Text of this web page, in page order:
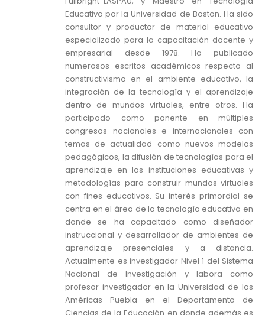
Educativa por la Universidad de Boston. Ha sido
consultor y productor de material educativo
especializado para la capacitación docente y
empresarial desde 1978. Ha publicado
numerosos escritos académicos respecto al
constructivismo en el ambiente educativo, la
integración de la tecnología y el aprendizaje
dentro de mundos virtuales, entre otros. Ha
participado como ponente en múltiples
congresos nacionales e internacionales con
temas de actualidad como nuevos modelos
pedagógicos, la difusión de tecnologías para el
aprendizaje en las instituciones educativas y
metodologías para construir mundos virtuales
con fines educativos. Su interés primordial se
centra en el área de la tecnología educativa en
donde se ha capacitado como diseñador
instruccional y desarrollador de ambientes de
aprendizaje presenciales y a distancia.
Actualmente es investigador Nivel 1 del Sistema
Nacional de Investigación y labora como
profesor investigador en la Universidad de las
Américas Puebla en el Departamento de